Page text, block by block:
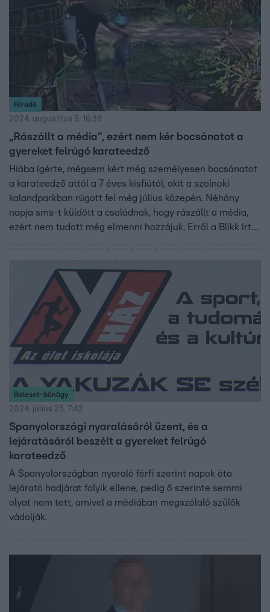
Híradó
2024. augusztus 5. 16:38
„Rászállt a média", ezért nem kér bocsánatot a
gyereket felrúgó karateedző
Hiába ígérte, mégsem kért még személyesen bocsánatot
a karateedző attól a 7 éves kisfiútól, akit a szolnoki
kalandparkban rúgott fel még július közepén. Néhány
napja sms-t küldött a családnak, hogy rászállt a média,
ezért nem tudott még elmenni hozzájuk. Erről a Blikk írt
hívást. Gellér Balázs ügyvéd szerint a bocsánatkérés
enyhítő körülménynek számíthat az eljárás során. Ha
viszont más miatt hívta a családot, abból akár gondja is
lehet az edzőnek.
Baleset-bűnügy
2024. július 25. 7:42
Spanyolországi nyaralásáról üzent, és a
lejáratásáról beszélt a gyereket felrúgó
karateedző
A Spanyolországban nyaraló férfi szerint napok óta
lejárató hadjárat folyik ellene, pedig ő szerinte semmi
olyat nem tett, amivel a médiában megszólaló szülők
vádolják.